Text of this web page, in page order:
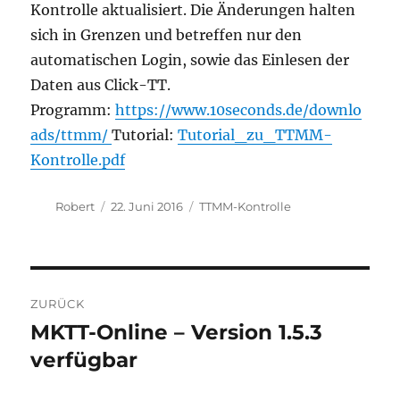
Kontrolle aktualisiert. Die Änderungen halten
sich in Grenzen und betreffen nur den
automatischen Login, sowie das Einlesen der
Daten aus Click-TT.
Programm:https://www.10seconds.de/downlo
ads/ttmm/Tutorial:Tutorial_zu_TTMM-
Kontrolle.pdf
Autor
Robert
Veröffentlicht
22. Juni 2016 Kategorien
TTMM-Kontrolle
ZURÜCK
Vorheriger
Beitrag:
MKTT-Online – Version 1.5.3
verfügbar